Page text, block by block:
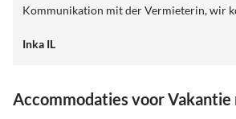
Kommunikation mit der Vermieterin, wir
Inka IL
Accommodaties voor Vakantie